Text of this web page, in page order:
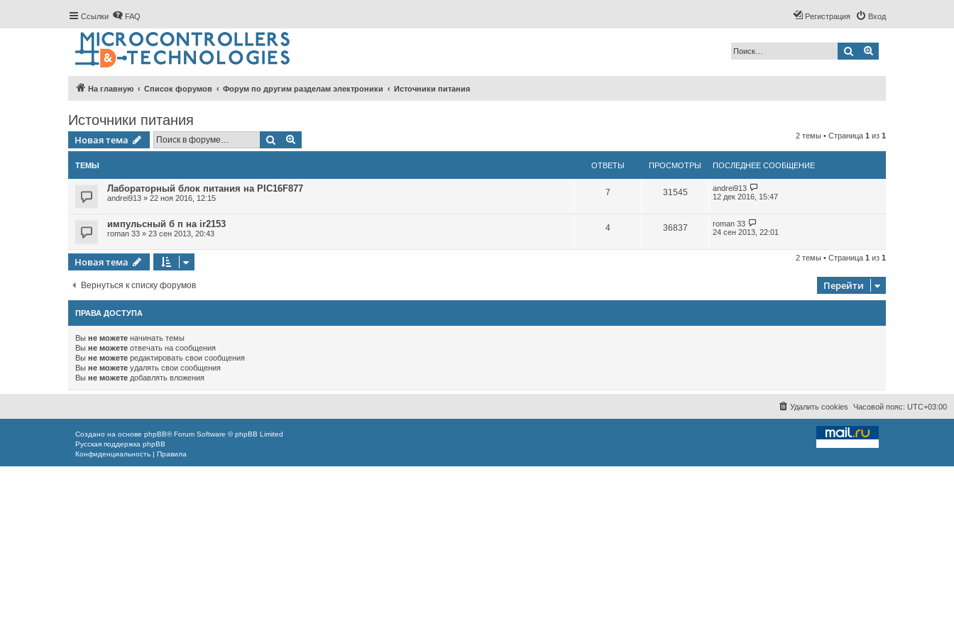
Ссылки FAQ Вход
Регистрация
Поиск
На главную Список форумов Форум по другим разделам электроники Источники питания
Источники питания
Новая тема Поиск 2 темы • Страница 1 из 1
ТЕМЫ ОТВЕТЫ ПРОСМОТРЫ ПОСЛЕДНЕЕ СООБЩЕНИЕ
Лабораторный блок питания на PIC16F877
andrei913 » 22 ноя 2016, 12:15
7 31545
andrei913
12 дек 2016, 15:47
импульсный б п на ir2153
roman 33 » 23 сен 2013, 20:43
4 36837
roman 33
24 сен 2013, 22:01
Новая тема 2 темы • Страница 1 из 1
Вернуться к списку форумов Перейти
ПРАВА ДОСТУПА
Вы не можете начинать темы
Вы не можете отвечать на сообщения
Вы не можете редактировать свои сообщения
Вы не можете удалять свои сообщения
Вы не можете добавлять вложения
Часовой пояс: UTC+03:00
Удалить cookies
Создано на основе phpBB® Forum Software © phpBB Limited
Русская поддержка phpBB
Конфиденциальность | Правила